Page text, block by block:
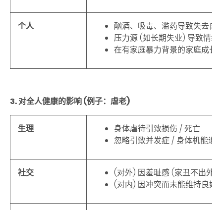
个人
酗酒、吸毒、滥药导致失去自
压力源 (如长期失业) 导致情绪
在有家庭暴力背景的家庭成长
3. 对全人健康的影响(例子：虐老)
生理 身体虐待引致损伤 /死亡
忽略引致并发症/ 身体机能退
社交
(对外) 因羞耻感 (家丑不出外
(对内) 因冲突而未能维持良好